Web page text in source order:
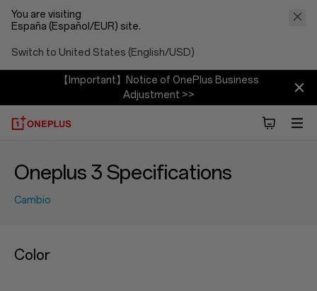
You are visiting
España (Español/EUR) site.
Switch to United States (English/USD)
【Important】Notice of OnePlus Business
Adjustment >>
Oneplus 3 Specifications
Cambio
Color